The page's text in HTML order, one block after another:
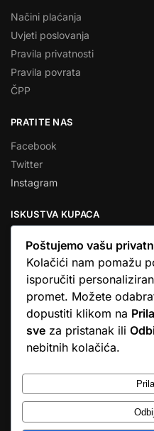
Načini plaćanja
Uvjeti poslovanja
Pravila privatnosti
Pravila povrata
ČPP
PRATITE NAS
Facebook
Twitter
Instagram
ISKUSTVA KUPACA
★★★★★
… Ono što me se dojmilo je
dobijem što sam naručio. U
zove, samo otkažu narudžbu.
Stjepan D.M.
© Argus elektronika d.o.o.
Poštujemo vašu
Kolačići nam pomažu
isporučiti
promet. Možete
dopustiti klikom na
sve za pristanak ili
nebitnih kolačića.